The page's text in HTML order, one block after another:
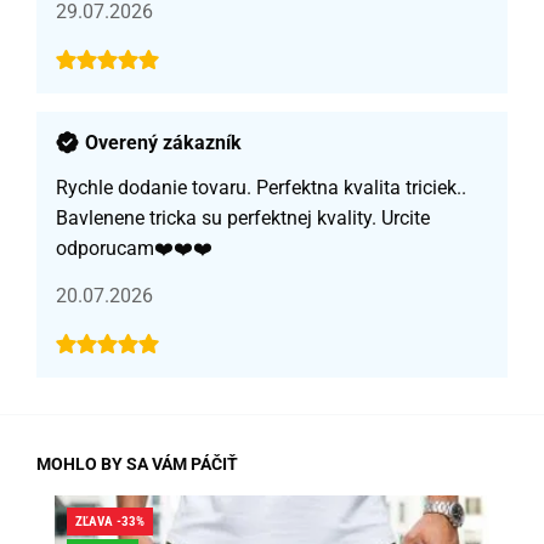
29.07.2026
Overený zákazník
Rychle dodanie tovaru. Perfektna kvalita triciek..
Bavlenene tricka su perfektnej kvality. Urcite
odporucam❤️❤️❤️
20.07.2026
MOHLO BY SA VÁM PÁČIŤ
ZĽAVA -33%